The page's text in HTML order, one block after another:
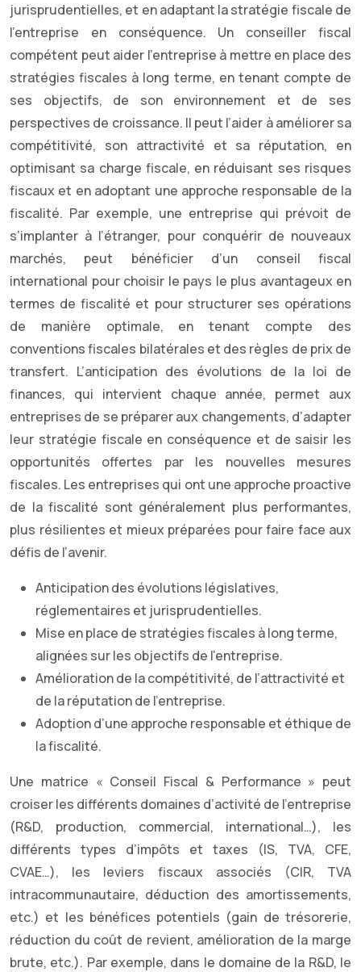
jurisprudentielles, et en adaptant la stratégie fiscale de
l’entreprise en conséquence. Un conseiller fiscal
compétent peut aider l’entreprise à mettre en place des
stratégies fiscales à long terme, en tenant compte de
ses objectifs, de son environnement et de ses
perspectives de croissance. Il peut l’aider à améliorer sa
compétitivité, son attractivité et sa réputation, en
optimisant sa charge fiscale, en réduisant ses risques
fiscaux et en adoptant une approche responsable de la
fiscalité. Par exemple, une entreprise qui prévoit de
s’implanter à l’étranger, pour conquérir de nouveaux
marchés, peut bénéficier d’un conseil fiscal
international pour choisir le pays le plus avantageux en
termes de fiscalité et pour structurer ses opérations
de manière optimale, en tenant compte des
conventions fiscales bilatérales et des règles de prix de
transfert. L’anticipation des évolutions de la loi de
finances, qui intervient chaque année, permet aux
entreprises de se préparer aux changements, d’adapter
leur stratégie fiscale en conséquence et de saisir les
opportunités offertes par les nouvelles mesures
fiscales. Les entreprises qui ont une approche proactive
de la fiscalité sont généralement plus performantes,
plus résilientes et mieux préparées pour faire face aux
défis de l’avenir.
Anticipation des évolutions législatives,
réglementaires et jurisprudentielles.
Mise en place de stratégies fiscales à long terme,
alignées sur les objectifs de l’entreprise.
Amélioration de la compétitivité, de l’attractivité et
de la réputation de l’entreprise.
Adoption d’une approche responsable et éthique de
la fiscalité.
Une matrice « Conseil Fiscal & Performance » peut
croiser les différents domaines d’activité de l’entreprise
(R&D, production, commercial, international…), les
différents types d’impôts et taxes (IS, TVA, CFE,
CVAE…), les leviers fiscaux associés (CIR, TVA
intracommunautaire, déduction des amortissements,
etc.) et les bénéfices potentiels (gain de trésorerie,
réduction du coût de revient, amélioration de la marge
brute, etc.). Par exemple, dans le domaine de la R&D, le